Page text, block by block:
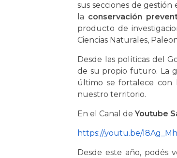
sus secciones de gestión
la conservación
producto de
Ciencias Naturales,
Desde las políticas del
de su propio futuro. La
último se fortalece con
nuestro territorio.
En el Canal deYoutube
https://youtu.be/
Desde este año, podés